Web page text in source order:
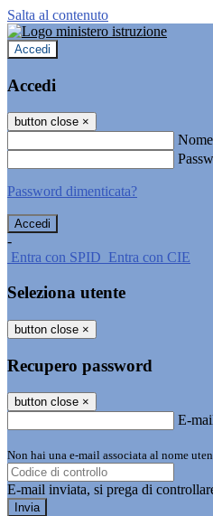
Salta al contenuto
Accedi
Accedi
button close ×
Password dimenticata?
-
Entra con SPID Entra con CIE
Seleziona utente
button close ×
Recupero password
button close ×
E-
Non hai una e-mail associata al nome
E-mail inviata, si prega di